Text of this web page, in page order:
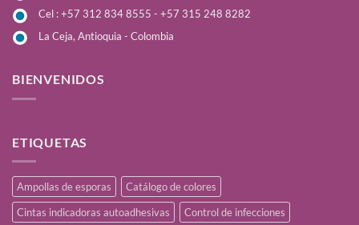
Cel : +57 312 834 8555 - +57 315 248 8282
La Ceja, Antioquia - Colombia
BIENVENIDOS
ETIQUETAS
Ampollas de esporas
Catálogo de colores
Cintas indicadoras autoadhesivas
Control de infecciones